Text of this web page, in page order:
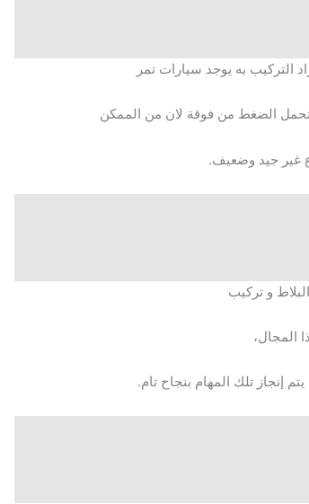
التركيب به يوجد سيارات تمر
تحمل الضغط من فوقة لان من الممكن
غير جيد وضعيف.
و تركيب
المجال،
إنجاز تلك المهام بنجاح تام.